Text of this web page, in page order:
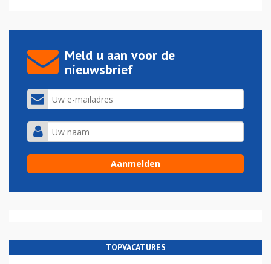
Meld u aan voor de
nieuwsbrief
TOPVACATURES